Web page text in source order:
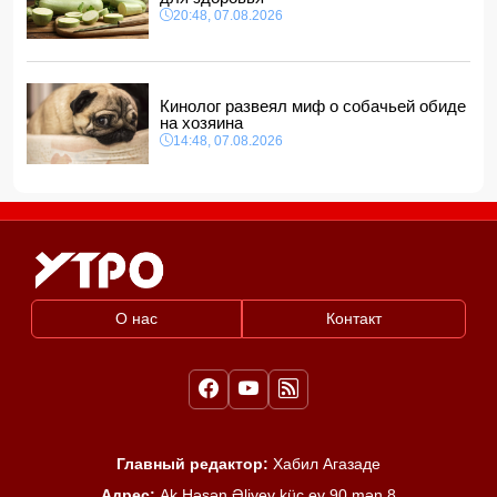
20:48, 07.08.2026
Кинолог развеял миф о собачьей обиде
на хозяина
14:48, 07.08.2026
О нас Контакт
Главный редактор: Хабил Агазаде